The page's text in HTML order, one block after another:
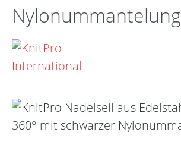
Nylonummantelung
Bildergalerie überspringen